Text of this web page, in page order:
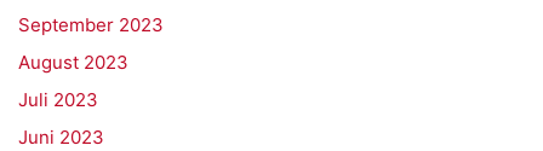
September 2023
August 2023
Juli 2023
Juni 2023